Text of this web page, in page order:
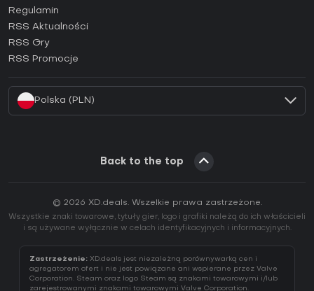
Jak aktywować klucz GOG (CD Key)?
Jak aktywować klucz Ubisoft Connect (CD Key)?
Jak aktywować klucz EA App (CD Key)?
Regulamin
RSS Aktualności
RSS Gry
RSS Promocje
Polska (PLN)
Back to the top
© 2026 XD.deals. Wszelkie prawa zastrzeżone.
Wszystkie znaki towarowe, tytuły gier, logo i grafiki należą do ich właścicieli
i są używane wyłącznie w celach identyfikacyjnych i informacyjnych.
Zastrzeżenie: XD.deals jest niezależną porównywarką cen i
agregatorem ofert i nie jest powiązane ani wspierane przez Valve
Corporation. Steam oraz logo Steam są znakami towarowymi i/lub
zarejestrowanymi znakami towarowymi Valve Corporation.